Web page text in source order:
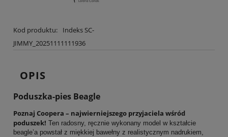
Kod produktu:
Indeks SC-
JIMMY_20251111111936
OPIS
Poduszka-pies Beagle
Poznaj Coopera – najwierniejszego przyjaciela wśród
poduszek! Ten radosny, ręcznie wykonany model w kształcie
beagle’a powstał z miękkiej bawełny z realistycznym nadrukiem,